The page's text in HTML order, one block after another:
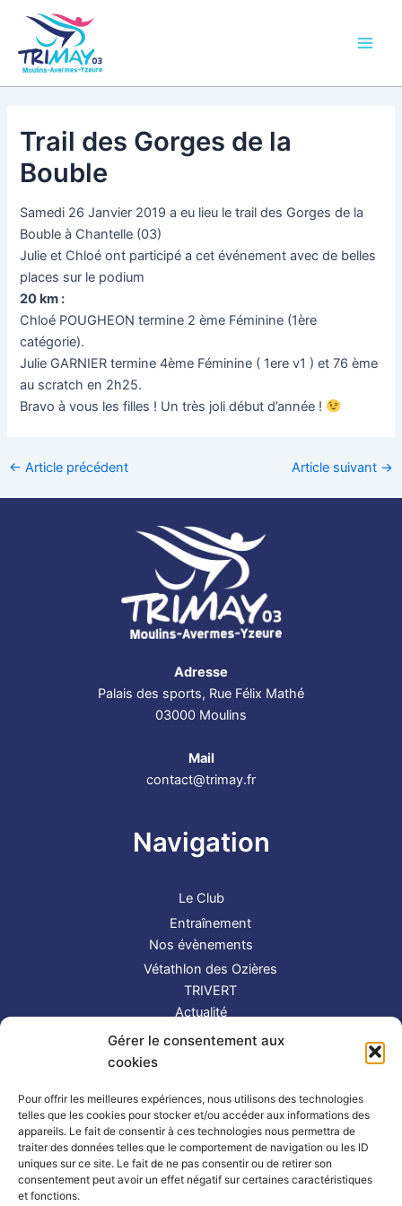
Gérer le consentement aux
cookies
Pour offrir les meilleures expériences, nous utilisons des technologies
telles que les cookies pour stocker et/ou accéder aux informations des
appareils. Le fait de consentir à ces technologies nous permettra de
traiter des données telles que le comportement de navigation ou les ID
uniques sur ce site. Le fait de ne pas consentir ou de retirer son
consentement peut avoir un effet négatif sur certaines caractéristiques
et fonctions.
contenu
Trail des Gorges de la
Bouble
Samedi 26 Janvier 2019 a eu lieu le trail des Gorges de la
Bouble à Chantelle (03)
Julie et Chloé ont participé a cet événement avec de belles
places sur le podium
20 km :
Chloé POUGHEON termine 2 ème Féminine (1ère
catégorie).
Julie GARNIER termine 4ème Féminine ( 1ere v1 ) et 76 ème
au scratch en 2h25.
Bravo à vous les filles ! Un très joli début d’année !
← Article précédent Article suivant →
Adresse
Palais des sports, Rue Félix Mathé
03000 Moulins
Mail
contact@trimay.fr
Navigation
Le Club
Entraînement
Nos évènements
Vétathlon des Ozières
TRIVERT
Actualité
Contact
Suivez-nous !